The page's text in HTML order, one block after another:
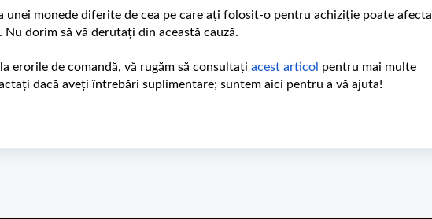
unei monede diferite de cea pe care ați folosit-o pentru achiziție poate afecta
dorim să vă derutați din această cauză.
erorile de comandă, vă rugăm să consultați acest articol pentru mai multe
dacă aveți întrebări suplimentare; suntem aici pentru a vă ajuta!